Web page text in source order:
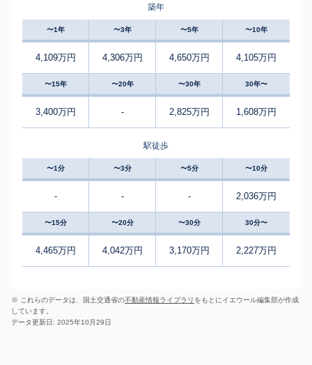
築年
〜1年 〜3年 〜5年 〜10年
4,109万円 4,306万円 4,650万円 4,105万円
〜15年 〜20年 〜30年 30年〜
3,400万円 - 2,825万円 1,608万円
駅徒歩
〜1分 〜3分 〜5分 〜10分
- - - 2,036万円
〜15分 〜20分 〜30分 30分〜
4,465万円 4,042万円 3,170万円 2,227万円
※ これらのデータは、国土交通省の不動産情報ライブラリ をもとにイエウール編集部が作成
しています。
データ更新日: 2025年10月29日